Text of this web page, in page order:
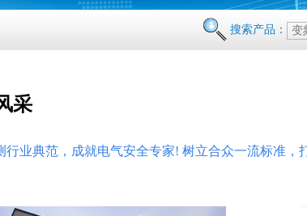
搜索产品：
采
行业典范，成就电气安全专家! 树立合众一流标准，